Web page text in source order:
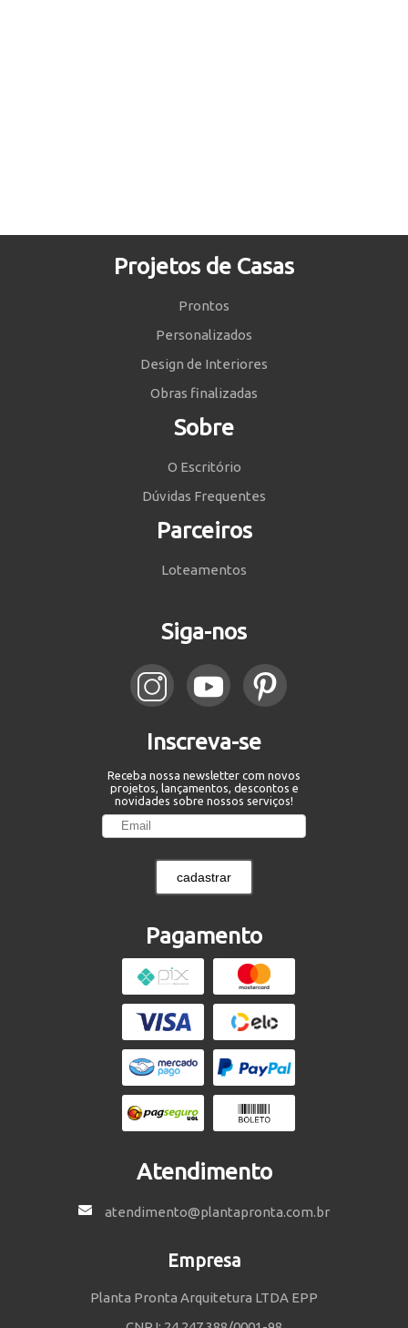
Projetos de Casas
Prontos
Personalizados
Design de Interiores
Obras finalizadas
Sobre
O Escritório
Dúvidas Frequentes
Parceiros
Loteamentos
Siga-nos
Inscreva-se
Receba nossa newsletter com novos
projetos, lançamentos, descontos e
novidades sobre nossos serviços!
cadastrar
Pagamento
Atendimento
atendimento@plantapronta.com.br
Empresa
Planta Pronta Arquitetura LTDA EPP